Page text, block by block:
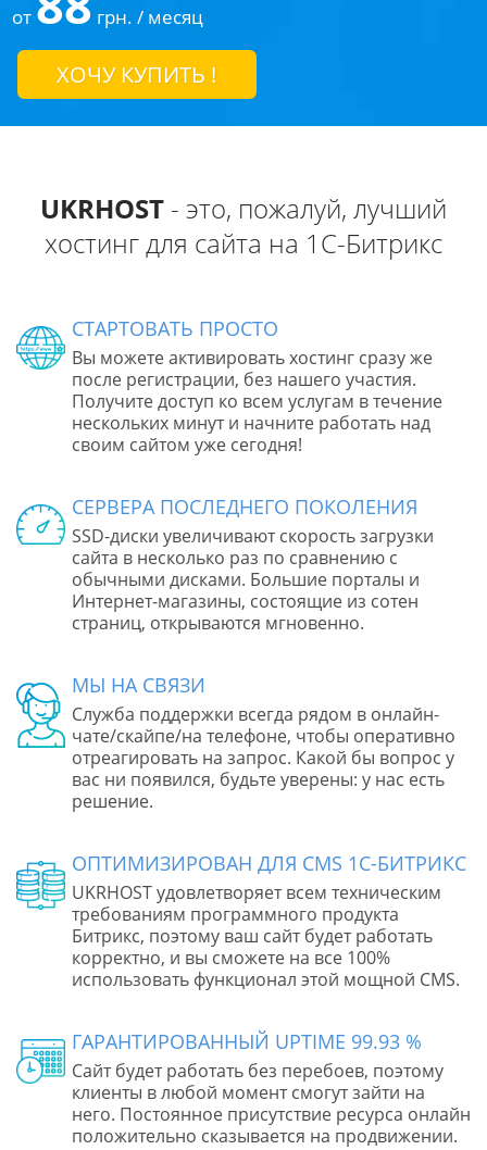
от грн. / месяц
ХОЧУ КУПИТЬ !
UKRHOST - это, пожалуй, лучший
хостинг для сайта на 1С-Битрикс
СТАРТОВАТЬ ПРОСТО
Вы можете активировать хостинг сразу же
после регистрации, без нашего участия.
Получите доступ ко всем услугам в течение
нескольких минут и начните работать над
своим сайтом уже сегодня!
СЕРВЕРА ПОСЛЕДНЕГО ПОКОЛЕНИЯ
SSD-диски увеличивают скорость загрузки
сайта в несколько раз по сравнению с
обычными дисками. Большие порталы и
Интернет-магазины, состоящие из сотен
страниц, открываются мгновенно.
МЫ НА СВЯЗИ
Служба поддержки всегда рядом в онлайн-
чате/скайпе/на телефоне, чтобы оперативно
отреагировать на запрос. Какой бы вопрос у
вас ни появился, будьте уверены: у нас есть
решение.
ОПТИМИЗИРОВАН ДЛЯ CMS 1С-БИТРИКС
UKRHOST удовлетворяет всем техническим
требованиям программного продукта
Битрикс, поэтому ваш сайт будет работать
корректно, и вы сможете на все 100%
использовать функционал этой мощной CMS.
ГАРАНТИРОВАННЫЙ UPTIME 99.93 %
Сайт будет работать без перебоев, поэтому
клиенты в любой момент смогут зайти на
него. Постоянное присутствие ресурса онлайн
положительно сказывается на продвижении.